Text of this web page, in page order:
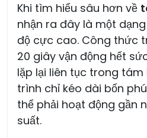
Khi tìm hiểu sâu hơn về
nhận ra đây là một
độ cực cao. Công thức
20 giây vận động hết
lặp lại liên tục trong tám
trình chỉ kéo dài bốn
thể phải hoạt động gần
suất.